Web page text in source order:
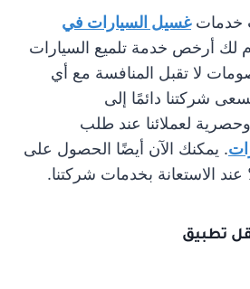
خدماتغسيل السيارات في
لك أرخص خدمة تلميع السيارات
لا تقبل المنافسة مع أي
شركتنا دائمًا إلى
لعملائنا عند طلب
. يمكنك الآن أيضًا الحصول على
تطبيق